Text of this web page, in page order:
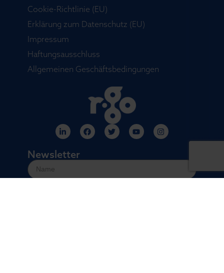
Cookie-Richtlinie (EU)
Erklärung zum Datenschutz (EU)
Impressum
Haftungsausschluss
Allgemeinen Geschäftsbedingungen
Newsletter